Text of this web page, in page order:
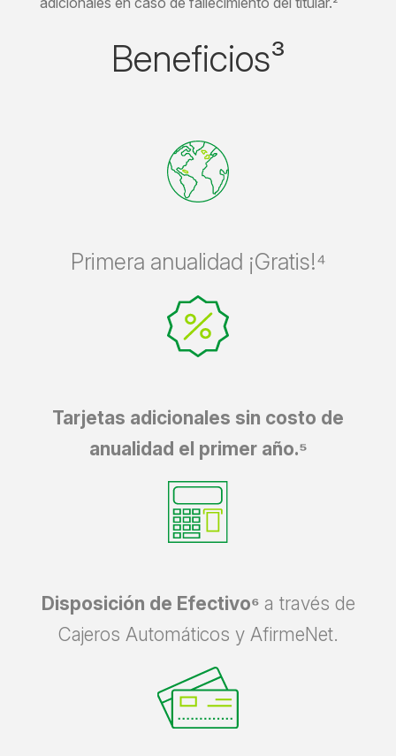
²
Beneficios³
Primera anualidad ¡Gratis!⁴
Tarjetas adicionales sin costo de
anualidad el primer año.⁵
Disposición de Efectivo⁶ a través de
Cajeros Automáticos y AfirmeNet.